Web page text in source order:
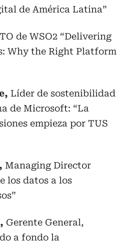
de América Latina”
de WSO2 “Delivering
Why the Right Platform
Líder de sostenibilidad
de Microsoft: “La
empieza por TUS
Managing Director
los datos a los
Gerente General,
a fondo la